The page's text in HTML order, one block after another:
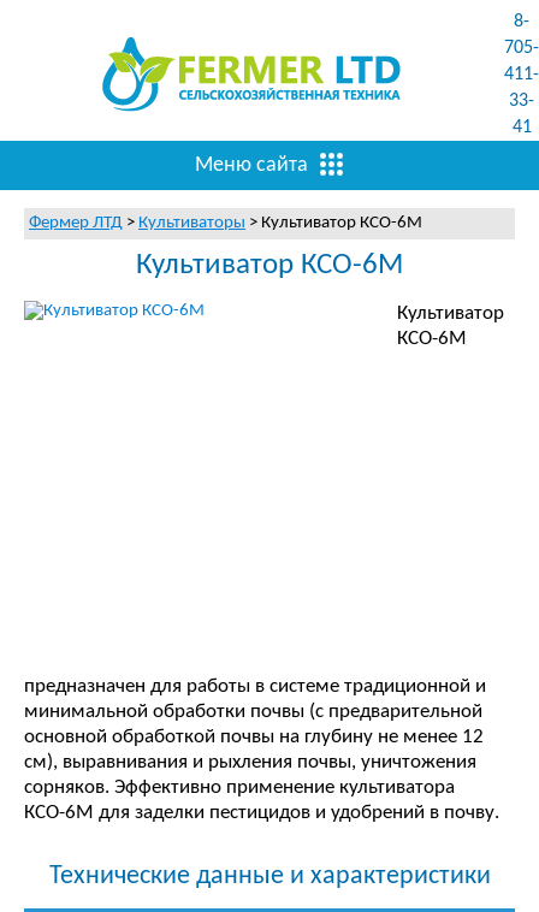
8-
705-
411-
33-
41
Меню сайта
Фермер ЛТД > Культиваторы > Культиватор КСО-6М
Культиватор КСО-6М
Культиватор
КСО-6М
предназначен для работы в системе традиционной и
минимальной обработки почвы (с предварительной
основной обработкой почвы на глубину не менее 12
см), выравнивания и рыхления почвы, уничтожения
сорняков. Эффективно применение культиватора
КСО-6М для заделки пестицидов и удобрений в почву.
Технические данные и характеристики